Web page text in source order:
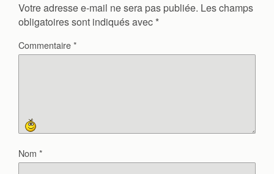
Votre adresse e-mail ne sera pas publiée. Les champs
obligatoires sont indiqués avec *
Commentaire*
Nom *